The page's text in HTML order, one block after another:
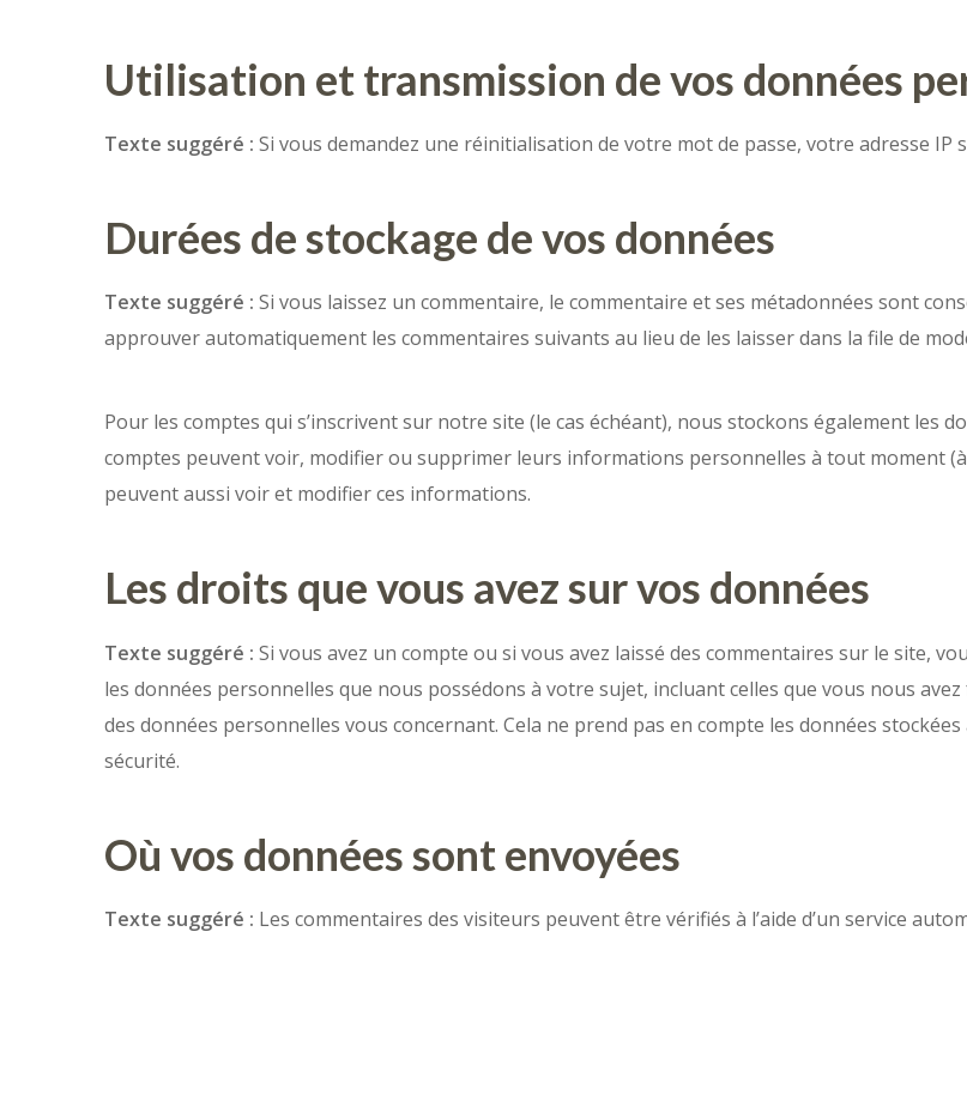
Utilisation et transmission de vos données
Texte suggéré : Si vous demandez une réinitialisation de votre mot de passe, votre adresse IP
Durées de stockage de vos données
Texte suggéré : Si vous laissez un commentaire, le commentaire et ses métadonnées sont
approuver automatiquement les commentaires suivants au lieu de les laisser dans la file de
Pour les comptes qui s’inscrivent sur notre site (le cas échéant), nous stockons également les
comptes peuvent voir, modifier ou supprimer leurs informations personnelles à tout moment
peuvent aussi voir et modifier ces informations.
Les droits que vous avez sur vos données
Texte suggéré : Si vous avez un compte ou si vous avez laissé des commentaires sur le site,
les données personnelles que nous possédons à votre sujet, incluant celles que vous nous
des données personnelles vous concernant. Cela ne prend pas en compte les données
sécurité.
Où vos données sont envoyées
Texte suggéré : Les commentaires des visiteurs peuvent être vérifiés à l’aide d’un service